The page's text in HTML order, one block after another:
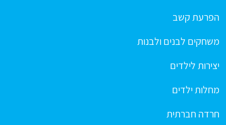
הפרעת קשב
משחקים לבנים ולבנות
יצירות לילדים
מחלות ילדים
חרדה חברתית